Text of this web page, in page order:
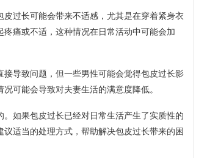
过长可能会带来不适感，尤其是在穿着紧身衣
痛或不适，这种情况在日常活动中可能会加
导致问题，但一些男性可能会觉得包皮过长影
可能会导致对夫妻生活的满意度降低。
如果包皮过长已经对日常生活产生了实质性的
适当的处理方式，帮助解决包皮过长带来的困